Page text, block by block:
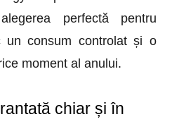
perfectă pentru
un consum controlat și o
moment al anului.
chiar și în